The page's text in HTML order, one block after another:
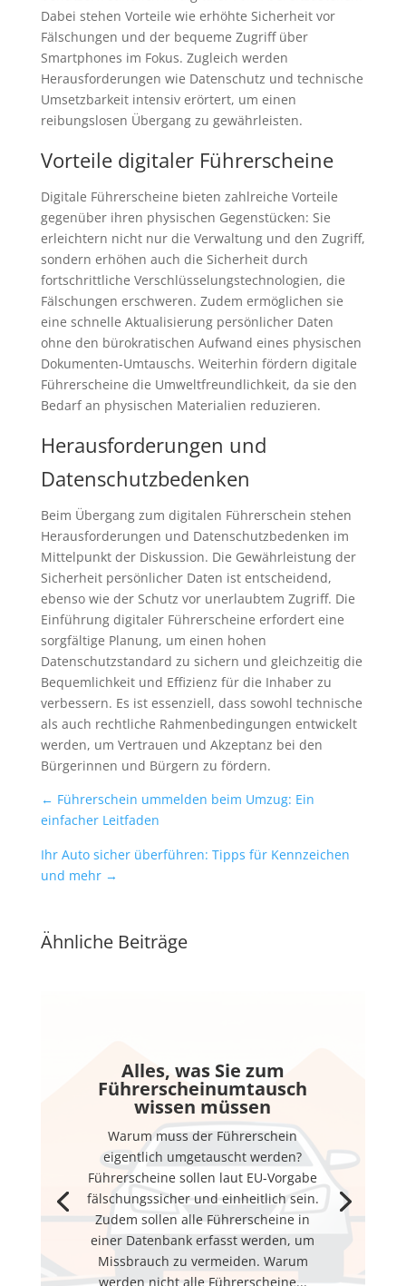
Dabei stehen Vorteile wie erhöhte Sicherheit vor
Fälschungen und der bequeme Zugriff über
Smartphones im Fokus. Zugleich werden
Herausforderungen wie Datenschutz und technische
Umsetzbarkeit intensiv erörtert, um einen
reibungslosen Übergang zu gewährleisten.
Vorteile digitaler Führerscheine
Digitale Führerscheine bieten zahlreiche Vorteile
gegenüber ihren physischen Gegenstücken: Sie
erleichtern nicht nur die Verwaltung und den Zugriff,
sondern erhöhen auch die Sicherheit durch
fortschrittliche Verschlüsselungstechnologien, die
Fälschungen erschweren. Zudem ermöglichen sie
eine schnelle Aktualisierung persönlicher Daten
ohne den bürokratischen Aufwand eines physischen
Dokumenten-Umtauschs. Weiterhin fördern digitale
Führerscheine die Umweltfreundlichkeit, da sie den
Bedarf an physischen Materialien reduzieren.
Herausforderungen und
Datenschutzbedenken
Beim Übergang zum digitalen Führerschein stehen
Herausforderungen und Datenschutzbedenken im
Mittelpunkt der Diskussion. Die Gewährleistung der
Sicherheit persönlicher Daten ist entscheidend,
ebenso wie der Schutz vor unerlaubtem Zugriff. Die
Einführung digitaler Führerscheine erfordert eine
sorgfältige Planung, um einen hohen
Datenschutzstandard zu sichern und gleichzeitig die
Bequemlichkeit und Effizienz für die Inhaber zu
verbessern. Es ist essenziell, dass sowohl technische
als auch rechtliche Rahmenbedingungen entwickelt
werden, um Vertrauen und Akzeptanz bei den
Bürgerinnen und Bürgern zu fördern.
← Führerschein ummelden beim Umzug: Ein
einfacher Leitfaden
Ihr Auto sicher überführen: Tipps für Kennzeichen
und mehr→
Ähnliche Beiträge
Alles, was Sie zum
Führerscheinumtausch
wissen müssen
Warum muss der Führerschein
eigentlich umgetauscht werden?
Führerscheine sollen laut EU-Vorgabe
fälschungssicher und einheitlich sein.
Zudem sollen alle Führerscheine in
einer Datenbank erfasst werden, um
Missbrauch zu vermeiden. Warum
werden nicht alle Führerscheine...